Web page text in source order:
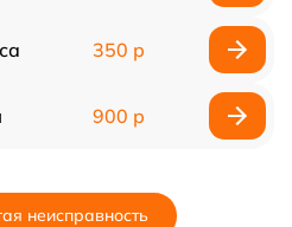
350 р
900 р
неисправность